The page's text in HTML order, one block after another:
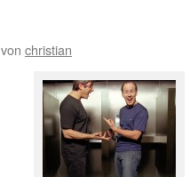
von christian